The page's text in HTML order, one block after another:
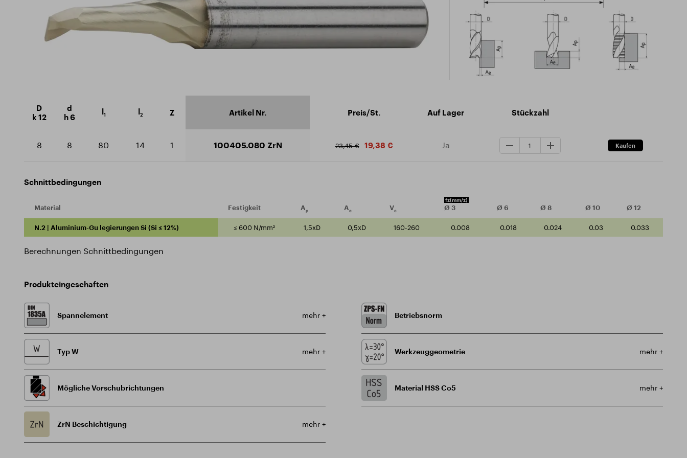
Schaftfräser
technische Fräsmaschinen
Bohrer
Ausbildungszentrum
Zertifikat ISO 9001:2015
Geschäftsbedingungen
Download Katalog
D
k 12
d
h 6
l1 l2 Z Artikel Nr. Preis/St. Auf Lager Stückzahl
8 8 80 14 1 100405.080 ZrN 23,45 € 19,38 € Ja
Schnittbedingungen
Material Festigkeit Ap Ae Vc
fz(mm/z)
Ø 3 Ø 6 Ø 8 Ø 10 Ø 12
N.2 | Aluminium-Gu legierungen Si (Si ≤ 12%) ≤ 600 N/mm² 1,5xD 0,5xD 160-260 0.008 0.018 0.024 0.03 0.033
Berechnungen Schnittbedingungen
Produkteingeschaften
Spannelement mehr +
Typ W mehr +
Mögliche Vorschubrichtungen
ZrN Beschichtigung mehr +
Betriebsnorm
Werkzeuggeometrie mehr +
Material HSS Co5 mehr +